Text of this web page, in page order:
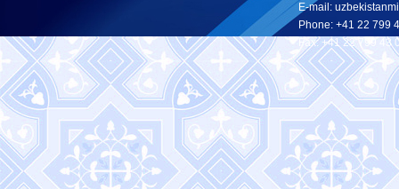
E-mail:
Phone: +41 22 799
Fax: +41 22 799 43